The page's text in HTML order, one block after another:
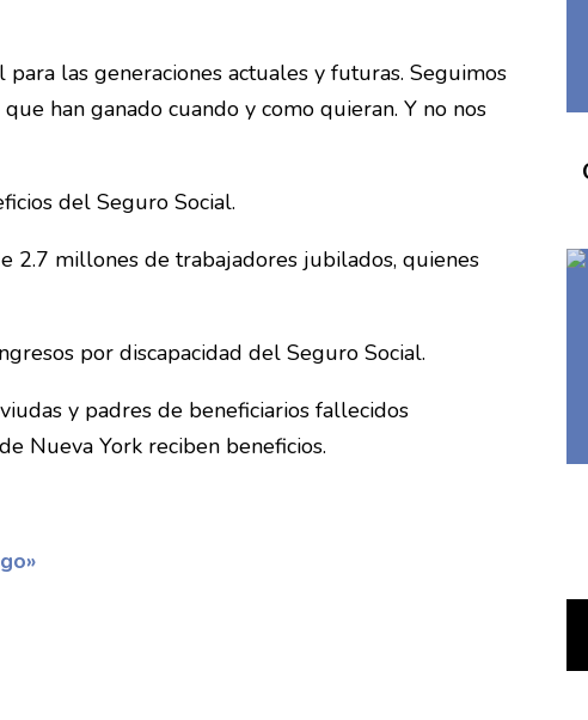
las generaciones actuales y futuras. Seguimos
han ganado cuando y como quieran. Y no nos
del Seguro Social.
2.7 millones de trabajadores jubilados, quienes
por discapacidad del Seguro Social.
y padres de beneficiarios fallecidos
Nueva York reciben beneficios.